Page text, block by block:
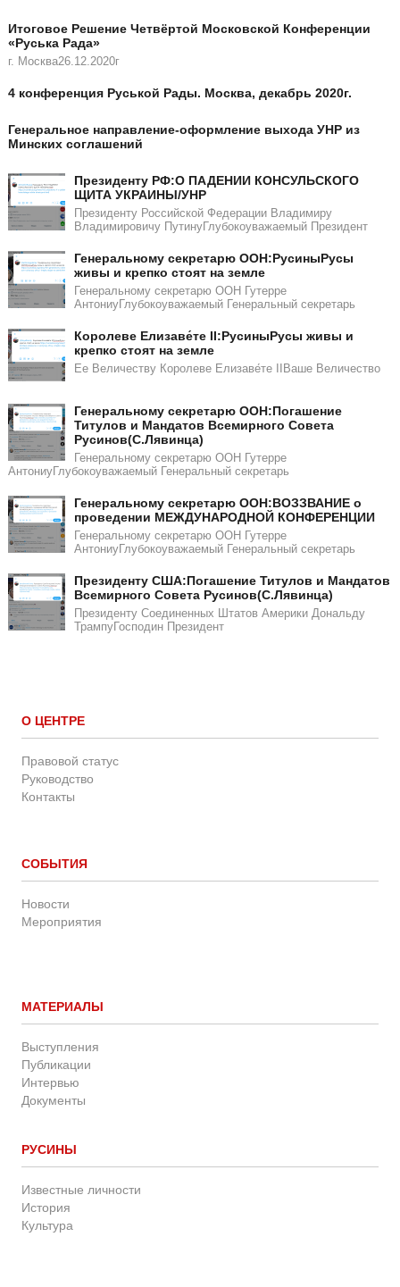
Итоговое Решение Четвёртой Московской Конференции
«Руська Рада»
г. Москва26.12.2020г
4 конференция Руськой Рады. Москва, декабрь 2020г.
Генеральное направление-оформление выхода УНР из
Минских соглашений
Президенту РФ:О ПАДЕНИИ КОНСУЛЬСКОГО
ЩИТА УКРАИНЫ/УНР​​
Президенту Российской Федерации Владимиру
Владимировичу ПутинуГлубокоуважаемый Президент
Генеральному секретарю ООН:РусиныРусы
живы и крепко стоят на земле
Генеральному секретарю ООН Гутерре
АнтониуГлубокоуважаемый Генеральный секретарь
Королеве Елизаве́те II:РусиныРусы живы и
крепко стоят на земле
Ее Величеству Королеве Елизаве́те IIВаше Величество
Генеральному секретарю ООН:Погашение
Титулов и Мандатов Всемирного Совета
Русинов(С.Лявинца)​​
Генеральному секретарю ООН Гутерре
АнтониуГлубокоуважаемый Генеральный секретарь
Генеральному секретарю ООН:ВОЗЗВАНИЕ о
проведении МЕЖДУНАРОДНОЙ КОНФЕРЕНЦИИ
Генеральному секретарю ООН Гутерре
АнтониуГлубокоуважаемый Генеральный секретарь
​​Президенту США:Погашение Титулов и Мандатов
Всемирного Совета Русинов(С.Лявинца)​
Президенту Соединенных Штатов Америки Дональду
ТрампуГосподин Пpeзидeнт
О ЦЕНТРЕ
Правовой статус
Руководство
Контакты
СОБЫТИЯ
Новости
Мероприятия
МАТЕРИАЛЫ
Выступления
Публикации
Интервью
Документы
РУСИНЫ
Известные личности
История
Культура